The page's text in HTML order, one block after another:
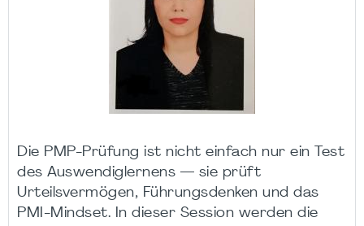
Die PMP-Prüfung ist nicht einfach nur ein Test
des Auswendiglernens — sie prüft
Urteilsvermögen, Führungsdenken und das
PMI-Mindset. In dieser Session werden die